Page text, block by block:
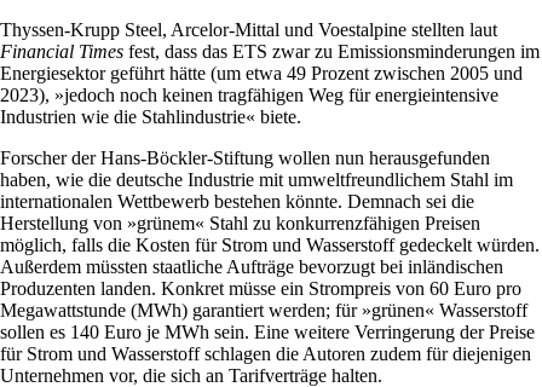
Thyssen-Krupp Steel, Arcelor-Mittal und Voestalpine stellten laut
Financial Times fest, dass das ETS zwar zu Emissionsminderungen im
Energiesektor geführt hätte (um etwa 49 Prozent zwischen 2005 und
2023), »jedoch noch keinen tragfähigen Weg für energieintensive
Industrien wie die Stahlindustrie« biete.
Forscher der Hans-Böckler-Stiftung wollen nun herausgefunden
haben, wie die deutsche Industrie mit umweltfreundlichem Stahl im
internationalen Wettbewerb bestehen könnte. Demnach sei die
Herstellung von »grünem« Stahl zu konkurrenzfähigen Preisen
möglich, falls die Kosten für Strom und Wasserstoff gedeckelt würden.
Außerdem müssten staatliche Aufträge bevorzugt bei inländischen
Produzenten landen. Konkret müsse ein Strompreis von 60 Euro pro
Megawattstunde (MWh) garantiert werden; für »grünen« Wasserstoff
sollen es 140 Euro je MWh sein. Eine weitere Verringerung der Preise
für Strom und Wasserstoff schlagen die Autoren zudem für diejenigen
Unternehmen vor, die sich an Tarifverträge halten.